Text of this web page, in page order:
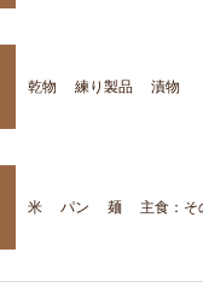
乾物 練り製品 漬物
米 パン 麺 主食：そ